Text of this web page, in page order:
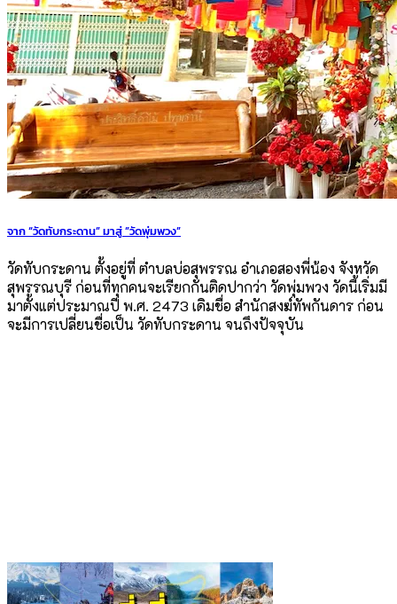
จาก “วัดทับกระดาน” มาสู่ ”วัดพุ่มพวง”
วัดทับกระดาน ตั้งอยู่ที่ ตำบลบ่อสุพรรณ อำเภอสองพี่น้อง จังหวัด
สุพรรณบุรี ก่อนที่ทุกคนจะเรียกกันติดปากว่า วัดพุ่มพวง วัดนี้เริ่มมี
มาตั้งแต่ประมาณปี พ.ศ. 2473 เดิมชื่อ สำนักสงฆ์ทัพกันดาร ก่อน
จะมีการเปลี่ยนชื่อเป็น วัดทับกระดาน จนถึงปัจจุบัน